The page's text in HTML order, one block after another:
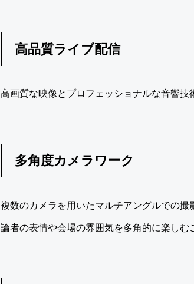
高品質ライブ配信
高画質な映像とプロフェッショナルな音響技
多角度カメラワーク
複数のカメラを用いたマルチアングルでの
論者の表情や会場の雰囲気を多角的に楽しむ